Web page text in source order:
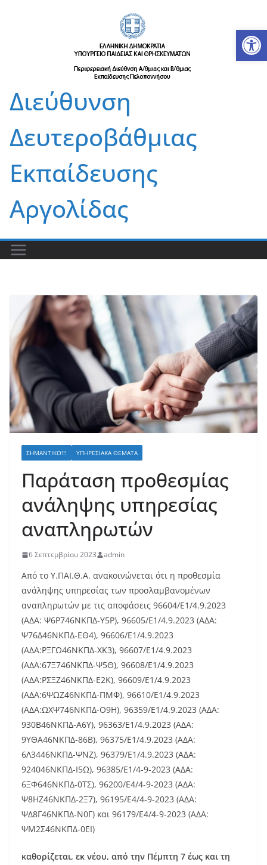
Διεύθυνση
Δευτεροβάθμιας
Εκπαίδευσης
Αργολίδας
ΣΗΜΑΝΤΙΚΌ!!! ΥΠΗΡΕΣΙΑΚΆ ΘΈΜΑΤΑ
Παράταση προθεσμίας
ανάληψης υπηρεσίας
αναπληρωτών
6 Σεπτεμβρίου 2023 admin
Από το Υ.ΠΑΙ.Θ.Α. ανακοινώνεται ότι η προθεσμία
ανάληψης υπηρεσίας των προσλαμβανομένων
αναπληρωτών με τις αποφάσεις 96604/Ε1/4.9.2023
(ΑΔΑ: Ψ6Ρ746ΝΚΠΔ-Υ5Ρ), 96605/Ε1/4.9.2023 (ΑΔΑ:
Ψ76Δ46ΝΚΠΔ-ΕΘ4), 96606/Ε1/4.9.2023
(ΑΔΑ:ΡΞΓΩ46ΝΚΠΔ-ΧΚ3), 96607/Ε1/4.9.2023
(ΑΔΑ:67Ξ746ΝΚΠΔ-Ψ5Θ), 96608/Ε1/4.9.2023
(ΑΔΑ:ΡΣΞΖ46ΝΚΠΔ-Ε2Κ), 96609/Ε1/4.9.2023
(ΑΔΑ:6ΨΩΖ46ΝΚΠΔ-ΠΜΦ), 96610/Ε1/4.9.2023
(ΑΔΑ:ΩΧΨ746ΝΚΠΔ-Ο9Η), 96359/Ε1/4.9.2023 (ΑΔΑ:
930Β46ΝΚΠΔ-Α6Υ), 96363/Ε1/4.9.2023 (ΑΔΑ:
9ΥΘΑ46ΝΚΠΔ-86Β), 96375/Ε1/4.9.2023 (ΑΔΑ:
6Λ3446ΝΚΠΔ-ΨΝΖ), 96379/Ε1/4.9.2023 (ΑΔΑ:
924046ΝΚΠΔ-Ι5Ω), 96385/Ε1/4-9-2023 (ΑΔΑ:
6ΞΦ646ΝΚΠΔ-0ΤΣ), 96200/Ε4/4-9-2023 (ΑΔΑ:
Ψ8ΗΖ46ΝΚΠΔ-2Ξ7), 96195/Ε4/4-9-2023 (ΑΔΑ:
ΨΔ8Γ46ΝΚΠΔ-Ν0Γ) και 96179/Ε4/4-9-2023 (ΑΔΑ:
ΨΜ2Σ46ΝΚΠΔ-0ΕΙ)
καθορίζεται, εκ νέου, από την Πέμπτη 7 έως και τη